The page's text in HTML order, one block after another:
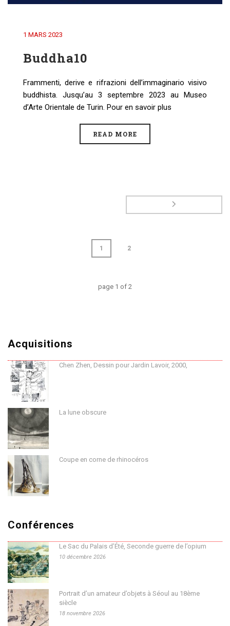
1 MARS 2023
Buddha10
Frammenti, derive e rifrazioni dell’immaginario visivo
buddhista. Jusqu’au 3 septembre 2023 au Museo
d’Arte Orientale de Turin. Pour en savoir plus
READ MORE
1 2
page 1 of 2
Acquisitions
Chen Zhen, Dessin pour Jardin Lavoir, 2000,
La lune obscure
Coupe en corne de rhinocéros
Conférences
Le Sac du Palais d’Été, Seconde guerre de l’opium
10 décembre 2026
Portrait d’un amateur d’objets à Séoul au 18ème
siècle
18 novembre 2026